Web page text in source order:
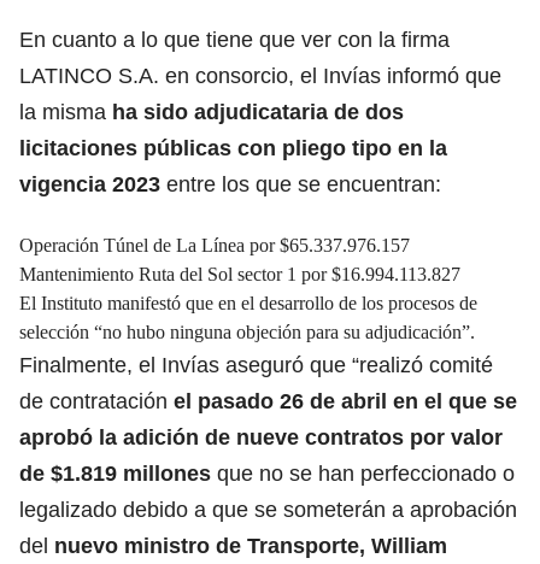
En cuanto a lo que tiene que ver con la firma
LATINCO S.A. en consorcio, el Invías informó que
la misma ha sido adjudicataria de dos
licitaciones públicas con pliego tipo en la
vigencia 2023 entre los que se encuentran:
Operación Túnel de La Línea por $65.337.976.157
Mantenimiento Ruta del Sol sector 1 por $16.994.113.827
El Instituto manifestó que en el desarrollo de los procesos de
selección “no hubo ninguna objeción para su adjudicación”.
Finalmente, el Invías aseguró que “realizó comité
de contratación el pasado 26 de abril en el que se
aprobó la adición de nueve contratos por valor
de $1.819 millones que no se han perfeccionado o
legalizado debido a que se someterán a aprobación
del nuevo ministro de Transporte, William